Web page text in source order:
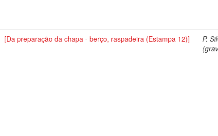
[Da preparação da chapa - berço, raspadeira (Estampa 12)]
P.